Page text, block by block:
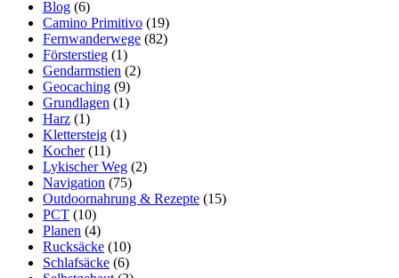
Blog (6)
Camino Primitivo (19)
Fernwanderwege (82)
Försterstieg (1)
Gendarmstien (2)
Geocaching (9)
Grundlagen (1)
Harz (1)
Klettersteig (1)
Kocher(11)
Lykischer Weg (2)
Navigation (75)
Outdoornahrung & Rezepte (15)
PCT (10)
Planen (4)
Rucksäcke (10)
Schlafsäcke (6)